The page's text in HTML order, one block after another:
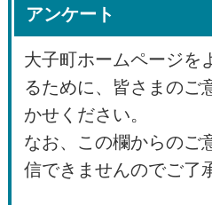
アンケート
大子町ホームページを
るために、皆さまのご
かせください。
なお、この欄からのご
信できませんのでご了